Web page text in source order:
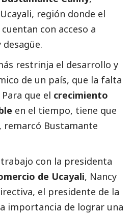
región donde el
con acceso a
restrinja el desarrollo y
de un país, que la falta
que el crecimiento
en el tiempo, tiene que
remarcó Bustamante
con la presidenta
de Ucayali, Nancy
el presidente de la
importancia de lograr una